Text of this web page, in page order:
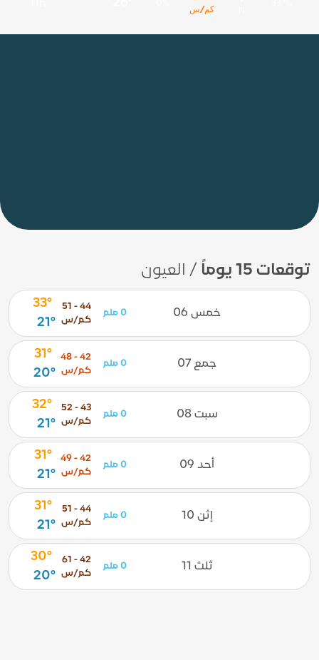
كم/س
توقعات 15 يوماً / العيون
خمس 06 0 ملم
44 - 51
كم/س
33°
21°
جمع 07 0 ملم
42 - 48
كم/س
31°
20°
سبت 08 0 ملم
43 - 52
كم/س
32°
21°
أحد 09 0 ملم
42 - 49
كم/س
31°
21°
إثن 10 0 ملم
44 - 51
كم/س
31°
21°
ثلث 11 0 ملم
42 - 61
كم/س
30°
20°